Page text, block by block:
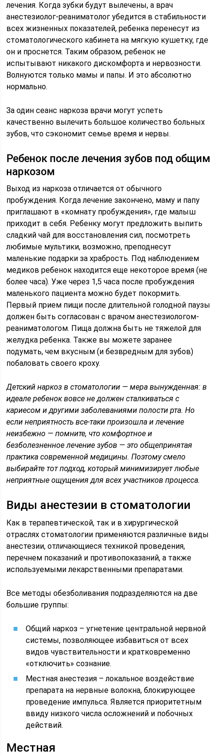
лечения. Когда зубки будут вылечены, а врач
анестезиолог-реаниматолог убедится в стабильности
всех жизненных показателей, ребенка перенесут из
стоматологического кабинета на мягкую кушетку, где
он и проснется. Таким образом, ребенок не
испытывают никакого дискомфорта и нервозности.
Волнуются только мамы и папы. И это абсолютно
нормально.
За один сеанс наркоза врачи могут успеть
качественно вылечить большое количество больных
зубов, что сэкономит семье время и нервы.
Ребенок после лечения зубов под общим
наркозом
Выход из наркоза отличается от обычного
пробуждения. Когда лечение закончено, маму и папу
приглашают в «комнату пробуждения», где малыш
приходит в себя. Ребенку могут предложить выпить
сладкий чай для восстановления сил, посмотреть
любимые мультики, возможно, преподнесут
маленькие подарки за храбрость. Под наблюдением
медиков ребенок находится еще некоторое время (не
более часа). Уже через 1,5 часа после пробуждения
маленького пациента можно будет покормить.
Первый прием пищи после длительной голодной паузы
должен быть согласован с врачом анестезиологом-
реаниматологом. Пища должна быть не тяжелой для
желудка ребенка. Также вы можете заранее
подумать, чем вкусным (и безвредным для зубов)
побаловать своего кроху.
Детский наркоз в стоматологии — мера вынужденная: в
идеале ребенок вовсе не должен сталкиваться с
кариесом и другими заболеваниями полости рта. Но
если неприятность все-таки произошла и лечение
неизбежно — помните, что комфортное и
безболезненное лечение зубов — это общепринятая
практика современной медицины. Поэтому смело
выбирайте тот подход, который минимизирует любые
неприятные ощущения для всех участников процесса.
Виды анестезии в стоматологии
Как в терапевтической, так и в хирургической
отраслях стоматологии применяются различные виды
анестезии, отличающиеся техникой проведения,
перечнем показаний и противопоказаний, а также
используемыми лекарственными препаратами.
Все методы обезболивания подразделяются на две
большие группы:
Общий наркоз – угнетение центральной нервной
системы, позволяющее избавиться от всех
видов чувствительности и кратковременно
«отключить» сознание.
Местная анестезия – локальное воздействие
препарата на нервные волокна, блокирующее
проведение импульса. Является приоритетным
ввиду низкого числа осложнений и побочных
действий.
Местная